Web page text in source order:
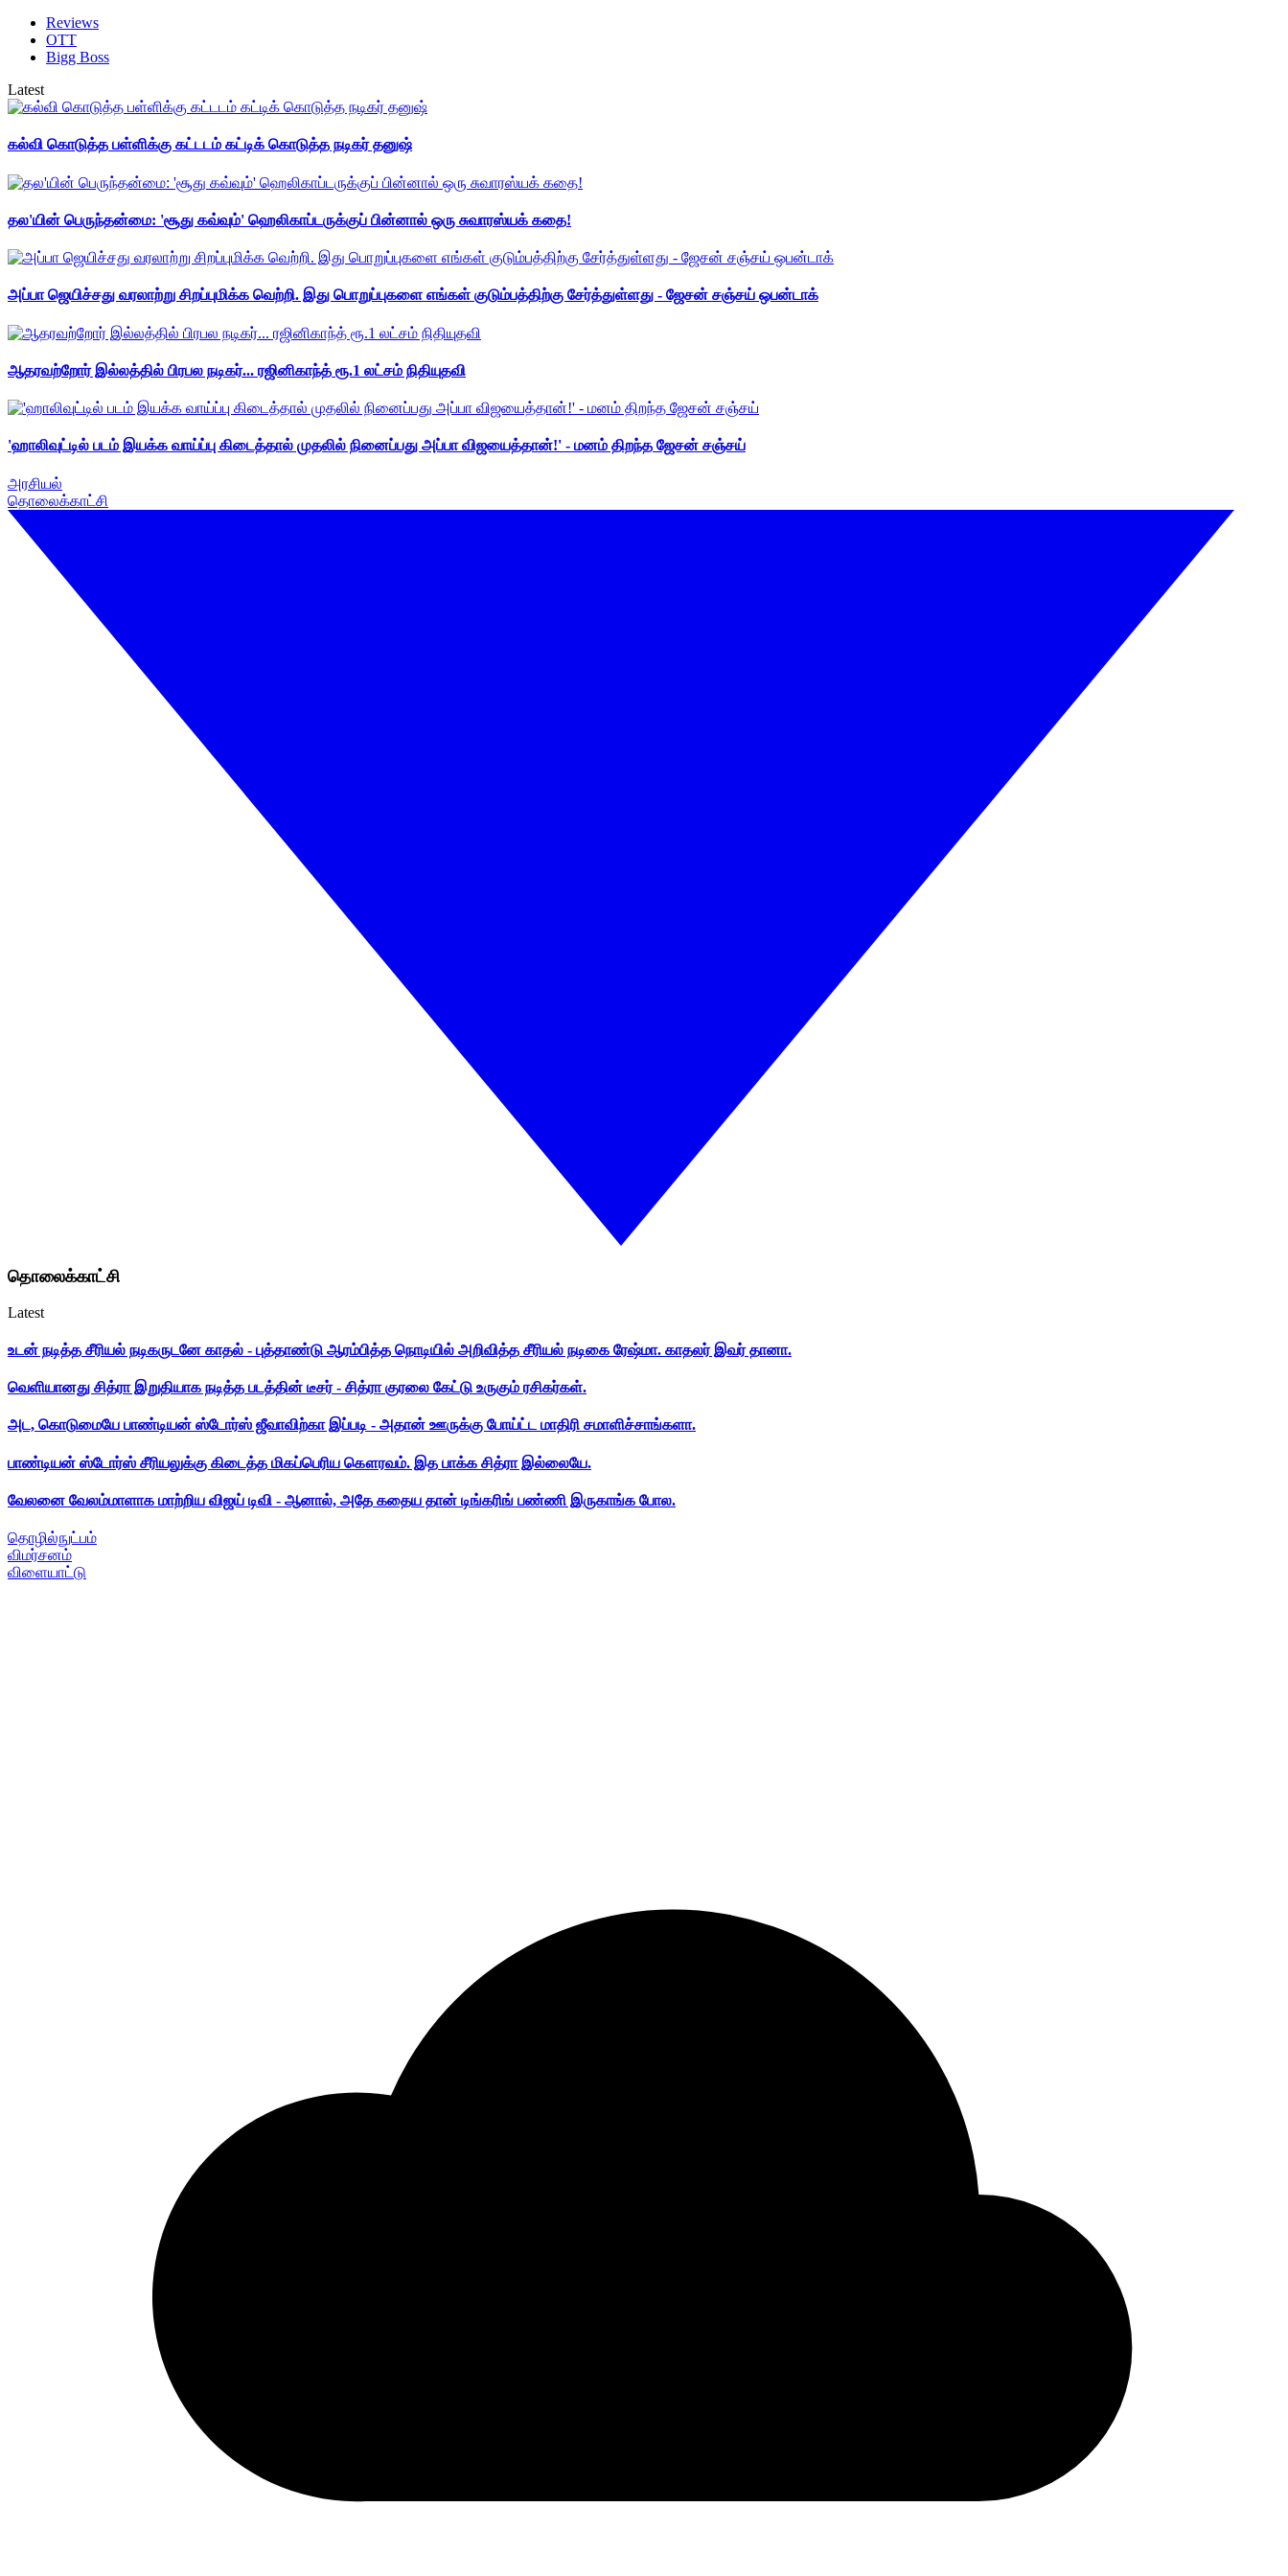
Reviews
OTT
Bigg Boss
Latest
கல்வி கொடுத்த பள்ளிக்கு கட்டடம் கட்டிக் கொடுத்த நடிகர் தனுஷ்
தல'யின் பெருந்தன்மை: 'சூது கவ்வும்' ஹெலிகாப்டருக்குப் பின்னால் ஒரு சுவாரஸ்யக் கதை!
அப்பா ஜெயிச்சது வரலாற்று சிறப்புமிக்க வெற்றி. இது பொறுப்புகளை எங்கள் குடும்பத்திற்கு சேர்த்துள்ளது - ஜேசன் சஞ்சய் ஒபன்டாக்
ஆதரவற்றோர் இல்லத்தில் பிரபல நடிகர்... ரஜினிகாந்த் ரூ.1 லட்சம் நிதியுதவி
'ஹாலிவுட்டில் படம் இயக்க வாய்ப்பு கிடைத்தால் முதலில் நினைப்பது அப்பா விஜயைத்தான்!' - மனம் திறந்த ஜேசன் சஞ்சய்
அரசியல்
தொலைக்காட்சி
தொலைக்காட்சி
Latest
உடன் நடித்த சீரியல் நடிகருடனே காதல் - புத்தாண்டு ஆரம்பித்த நொடியில் அறிவித்த சீரியல் நடிகை ரேஷ்மா. காதலர் இவர் தானா.
வெளியானது சித்ரா இறுதியாக நடித்த படத்தின் டீசர் - சித்ரா குரலை கேட்டு உருகும் ரசிகர்கள்.
அட, கொடுமையே பாண்டியன் ஸ்டோர்ஸ் ஜீவாவிற்கா இப்படி - அதான் ஊருக்கு போய்ட்ட மாதிரி சமாளிச்சாங்களா.
பாண்டியன் ஸ்டோர்ஸ் சீரியலுக்கு கிடைத்த மிகப்பெரிய கௌரவம். இத பாக்க சித்ரா இல்லையே.
வேலனை வேலம்மாளாக மாற்றிய விஜய் டிவி - ஆனால், அதே கதைய தான் டிங்கரிங் பண்ணி இருகாங்க போல.
தொழில்நுட்பம்
விமர்சனம்
விளையாட்டு